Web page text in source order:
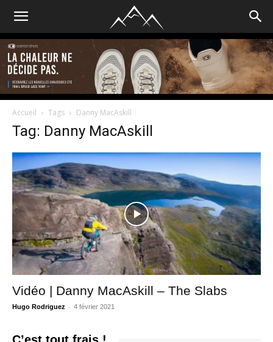
Accueil Tags Danny MacAskill
Tag: Danny MacAskill
Vidéo | Danny MacAskill – The Slabs
Hugo Rodriguez - 4 février 2021